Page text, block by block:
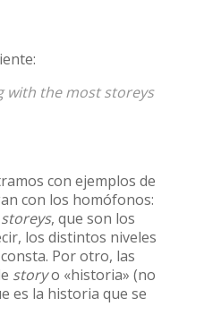
with the most storeys
con ejemplos de
con los homófonos:
storeys, que son los
los distintos niveles
Por otro, las
storyo «historia» (no
es la historia que se